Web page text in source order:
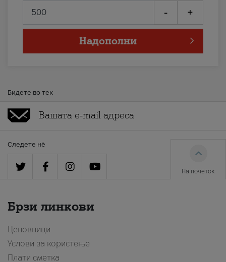
- +
Надополни
Бидете во тек
Следете нè
На почеток
Брзи линкови
Ценовници
Услови за користење
Плати сметка